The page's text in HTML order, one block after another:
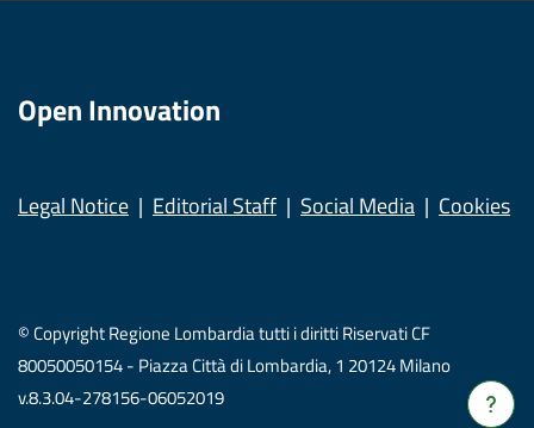
Verrà
Open Innovation
Legal Notice Editorial Staff Social Media Cookies
© Copyright Regione Lombardia tutti i diritti Riservati CF
80050050154 - Piazza Città di Lombardia, 1 20124 Milano
v.8.3.04-278156-06052019